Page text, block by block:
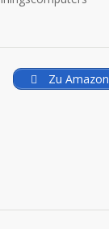
Zu Amazon